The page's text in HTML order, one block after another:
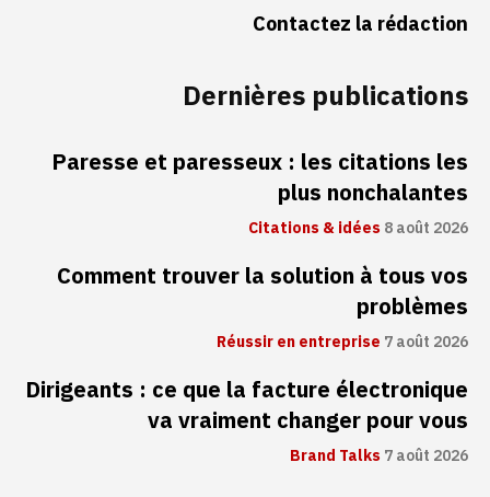
Contactez la rédaction
Dernières publications
Paresse et paresseux : les citations les
plus nonchalantes
Citations & idées8 août 2026
Comment trouver la solution à tous vos
problèmes
Réussir en entreprise 7 août 2026
Dirigeants : ce que la facture électronique
va vraiment changer pour vous
Brand Talks7 août 2026